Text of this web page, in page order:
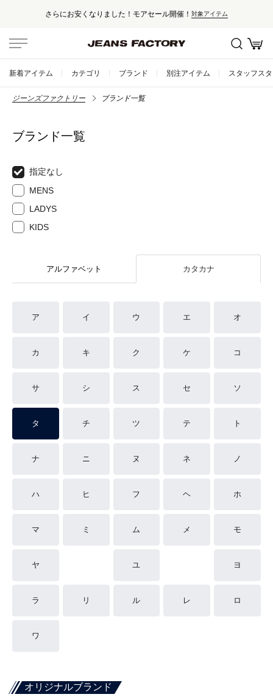
さらにお安くなりました！モアセール開催！ 対象アイテム
新着アイテム カテゴリ ブランド 別注アイテム スタッフス
ジーンズファクトリー ブランド一覧
ブランド一覧
指定なし
MENS
LADYS
KIDS
アルファベット カタカナ
ア イ ウ エ オ
カ キ ク ケ コ
サ シ ス セ ソ
タ チ ツ テ ト
ナ ニ ヌ ネ ノ
ハ ヒ フ ヘ ホ
マ ミ ム メ モ
ヤ ユ ヨ
ラ リ ル レ ロ
ワ
オリジナルブランド